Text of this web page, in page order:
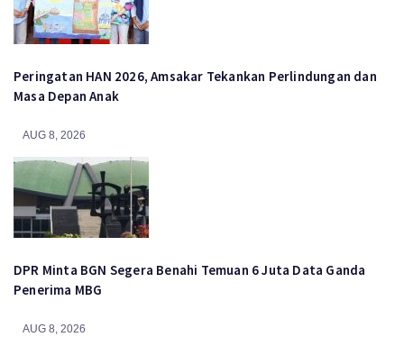
Peringatan HAN 2026, Amsakar Tekankan Perlindungan dan
Masa Depan Anak
AUG 8, 2026
DPR Minta BGN Segera Benahi Temuan 6 Juta Data Ganda
Penerima MBG
AUG 8, 2026